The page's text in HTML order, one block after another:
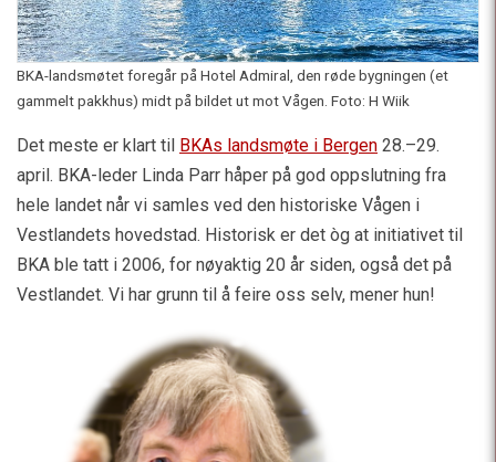
BKA-landsmøtet foregår på Hotel Admiral, den røde bygningen (et
gammelt pakkhus) midt på bildet ut mot Vågen. Foto: H Wiik
Det meste er klart til BKAs landsmøte i Bergen 28.–29.
april. BKA-leder Linda Parr håper på god oppslutning fra
hele landet når vi samles ved den historiske Vågen i
Vestlandets hovedstad. Historisk er det òg at initiativet til
BKA ble tatt i 2006, for nøyaktig 20 år siden, også det på
Vestlandet. Vi har grunn til å feire oss selv, mener hun!